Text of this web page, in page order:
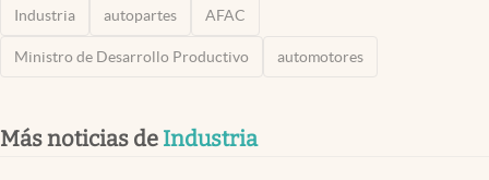
Industria autopartes AFAC
Ministro de Desarrollo Productivo automotores
Más noticias de Industria